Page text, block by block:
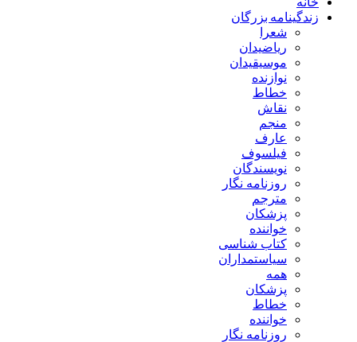
زندگینامه بزرگان
شعرا
ریاضیدان
موسیقیدان
نوازنده
خطاط
نقاش
منجم
عارف
فیلسوف
نویسندگان
روزنامه نگار
مترجم
پزشکان
خواننده
کتاب شناسی
سیاستمداران
همه
پزشکان
خطاط
خواننده
روزنامه نگار